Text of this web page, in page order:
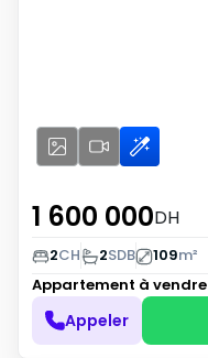
1 600 000DH
2CH 2SDB 109m²
Appartement à vendre
Appeler